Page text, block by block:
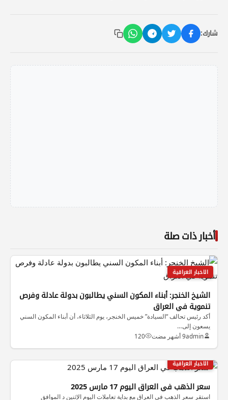
شارك:
أخبار ذات صلة
الاخبار العراقية
الشيخ الخنجر: أبناء المكون السني يطالبون بدولة عادلة وفرص
تنموية في العراق
أكد رئيس تحالف “السيادة” خميس الخنجر، يوم الثلاثاء، أن أبناء المكون السني
يسعون إلى…
admin9 أشهر مضت 120
الاخبار العراقية
سعر الذهب في العراق اليوم 17 مارس 2025
استقر سعر الذهب في العراق مع بداية تعاملات اليوم الإثنين د الموافق